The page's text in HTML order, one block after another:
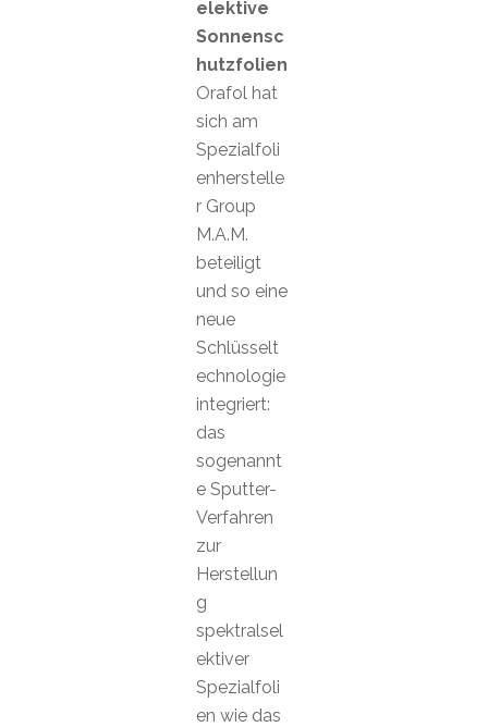
elektive
Sonnensc
hutzfolien
Orafol hat
sich am
Spezialfoli
enherstelle
r Group
M.A.M.
beteiligt
und so eine
neue
Schlüsselt
echnologie
integriert:
das
sogenannt
e Sputter-
Verfahren
zur
Herstellun
g
spektralsel
ektiver
Spezialfoli
en wie das